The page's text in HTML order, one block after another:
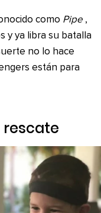
como Pipe ,
y ya libra su batalla
no lo hace
están para
rescate